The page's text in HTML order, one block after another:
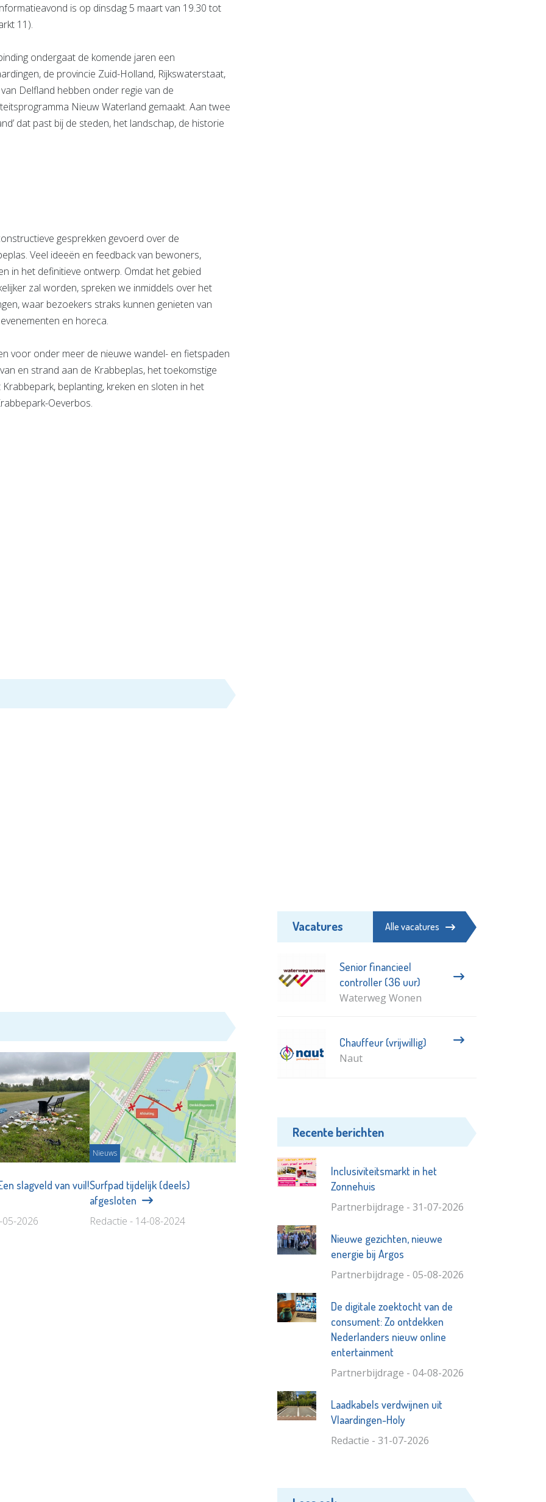
is op dinsdag 5 maart van 19.30 tot
11).
ondergaat de komende jaren een
de provincie Zuid-Holland, Rijkswaterstaat,
Delfland hebben onder regie van de
Nieuw Waterland gemaakt. Aan twee
dat past bij de steden, het landschap, de historie
gesprekken gevoerd over de
Veel ideeën en feedback van bewoners,
in het definitieve ontwerp. Omdat het gebied
zal worden, spreken we inmiddels over het
waar bezoekers straks kunnen genieten van
en horeca.
voor onder meer de nieuwe wandel- en fietspaden
en strand aan de Krabbeplas, het toekomstige
beplanting, kreken en sloten in het
Oeverbos.
slagveld van vuil!
05-2026
Nieuws
Surfpad tijdelijk (deels)
afgesloten
Redactie - 14-08-2024
Vacatures Alle vacatures
Senior financieel
controller (36 uur)
Waterweg Wonen
Chauffeur (vrijwillig)
Naut
Recente berichten
Inclusiviteitsmarkt in het
Zonnehuis
Partnerbijdrage - 31-07-2026
Nieuwe gezichten, nieuwe
energie bij Argos
Partnerbijdrage - 05-08-2026
De digitale zoektocht van de
consument: Zo ontdekken
Nederlanders nieuw online
entertainment
Partnerbijdrage - 04-08-2026
Laadkabels verdwijnen uit
Vlaardingen-Holy
Redactie - 31-07-2026